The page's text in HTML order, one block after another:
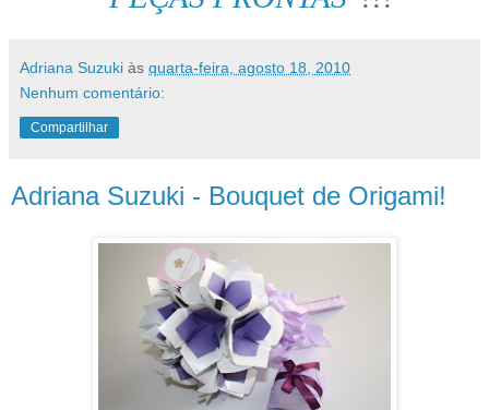
Adriana Suzuki às quarta-feira, agosto 18, 2010
Nenhum comentário:
Compartilhar
Adriana Suzuki - Bouquet de Origami!